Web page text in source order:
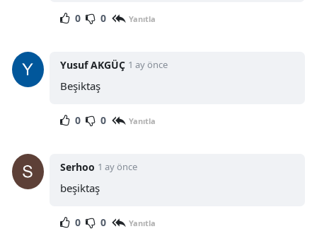
0 0 Yanıtla
Yusuf AKGÜÇ 1 ay önce
Beşiktaş
0 0 Yanıtla
Serhoo 1 ay önce
beşiktaş
0 0 Yanıtla